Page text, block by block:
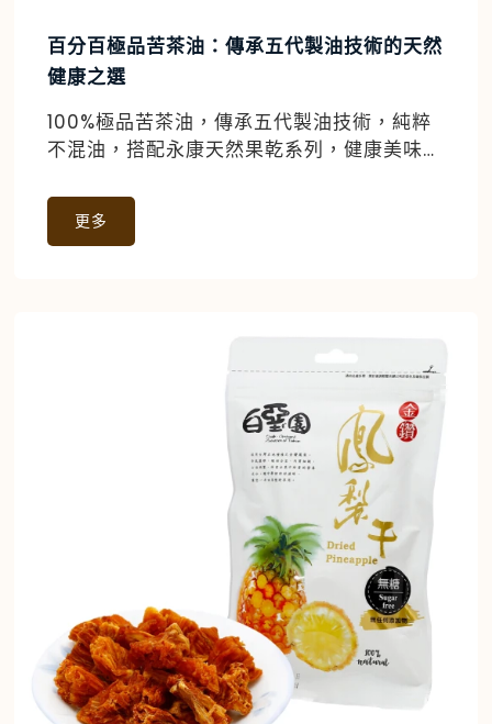
百分百極品苦茶油：傳承五代製油技術的天然
健康之選
100%極品苦茶油，傳承五代製油技術，純粹
不混油，搭配永康天然果乾系列，健康美味兼
更多